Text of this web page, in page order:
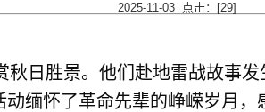
2025-11-03 点击：[29]
日胜景。他们赴地雷战故事
缅怀了革命先辈的峥嵘岁月